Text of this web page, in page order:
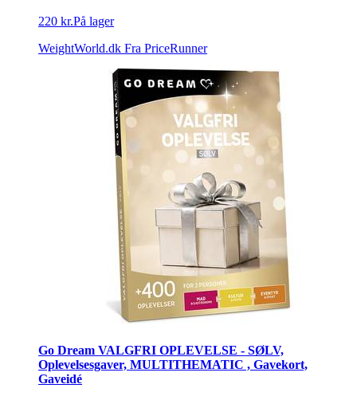
220 kr.På lager
WeightWorld.dk Fra PriceRunner
Go Dream VALGFRI OPLEVELSE - SØLV,
Oplevelsesgaver, MULTITHEMATIC , Gavekort,
Gaveidé